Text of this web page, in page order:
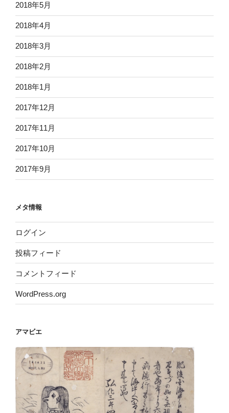
2018年5月
2018年4月
2018年3月
2018年2月
2018年1月
2017年12月
2017年11月
2017年10月
2017年9月
メタ情報
ログイン
投稿フィード
コメントフィード
WordPress.org
アマビエ